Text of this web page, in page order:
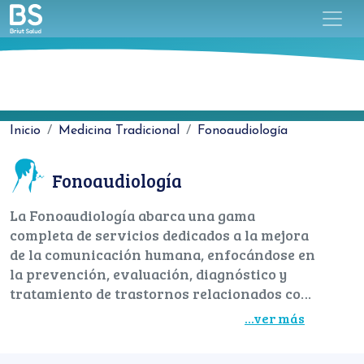
Inicio Medicina Tradicional Fonoaudiología
Fonoaudiología
La Fonoaudiología abarca una gama
completa de servicios dedicados a la mejora
de la comunicación humana, enfocándose en
la prevención, evaluación, diagnóstico y
tratamiento de trastornos relacionados con
el lenguaje, el habla, la audición, la deglución
...ver más